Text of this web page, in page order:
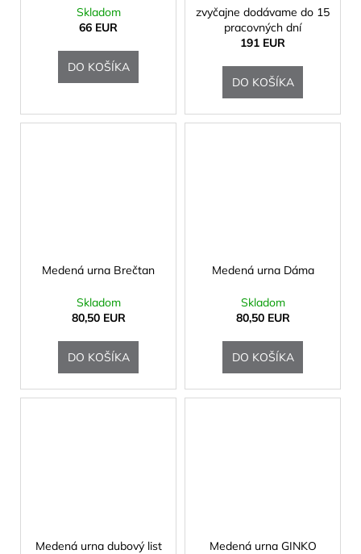
Skladom
66 EUR
DO KOŠÍKA
zvyčajne dodávame do 15
pracovných dní
191 EUR
DO KOŠÍKA
Medená urna Brečtan
Skladom
80,50 EUR
DO KOŠÍKA
Medená urna Dáma
Skladom
80,50 EUR
DO KOŠÍKA
Medená urna dubový list Medená urna GINKO